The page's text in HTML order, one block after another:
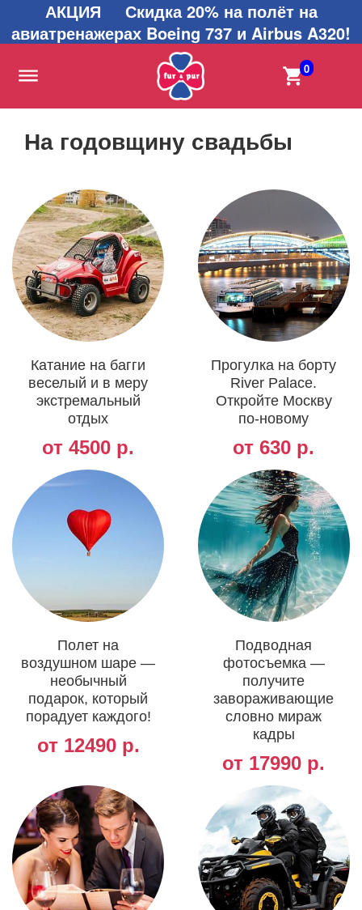
АКЦИЯ Скидка 20% на полёт на
авиатренажерах Boeing 737 и Airbus A320!
0
На годовщину свадьбы
Катание на багги
веселый и в меру
экстремальный
отдых
от 4500 р.
Прогулка на борту
River Palace.
Откройте Москву
по-новому
от 630 р.
Полет на
воздушном шаре —
необычный
подарок, который
порадует каждого!
от 12490 р.
Подводная
фотосъемка —
получите
завораживающие
словно мираж
кадры
от 17990 р.